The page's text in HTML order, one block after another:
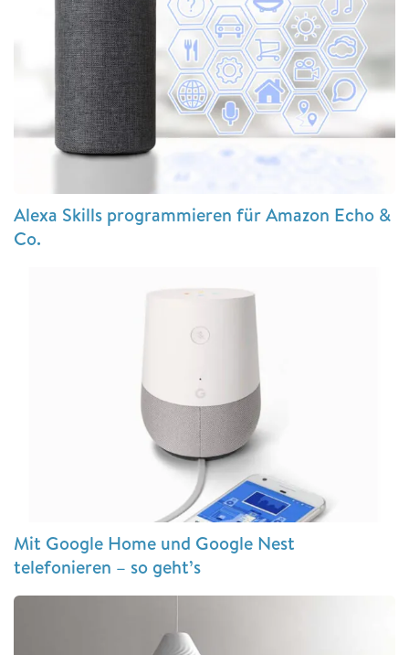
Alexa Skills programmieren für Amazon Echo &
Co.
Mit Google Home und Google Nest
telefonieren – so geht’s